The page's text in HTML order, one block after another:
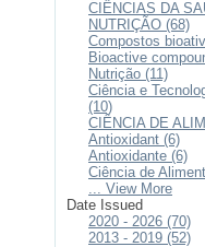
CIÊNCIAS DA
NUTRIÇÃO (68)
Compostos
Bioactive
Nutrição (11)
Ciência e
(10)
CIÊNCIA DE
Antioxidant (6)
Antioxidante (6)
Ciência de
... View More
Date Issued
2020 - 2026 (70)
2013 - 2019 (52)